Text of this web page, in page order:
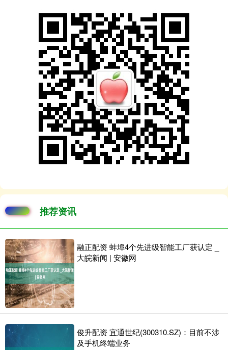
推荐资讯
融正配资 蚌埠4个先进级智能工厂获认定 _
大皖新闻 | 安徽网
俊升配资 宜通世纪(300310.SZ)：目前不涉
及手机终端业务